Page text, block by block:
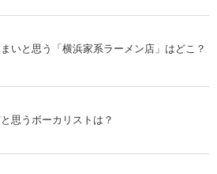
いと思う「横浜家系ラーメン店」はどこ？
思うボーカリストは？